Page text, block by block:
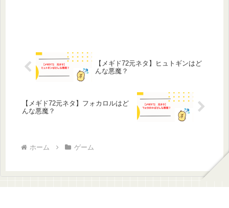
【メギド72元ネタ】ヒュトギンはど
んな悪魔？
【メギド72元ネタ】フォカロルはど
んな悪魔？
ホーム ゲーム